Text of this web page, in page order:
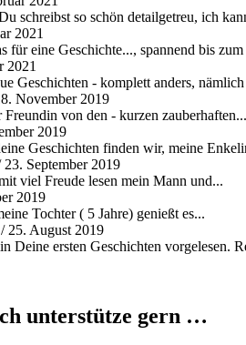
schreibst so schön detailgetreu, ich
2021
für eine Geschichte..., spannend bis zum
2021
Geschichten - komplett anders,
November 2019
Freundin von den - kurzen zauberhaften...
2019
Geschichten finden wir, meine
23. September 2019
viel Freude lesen mein Mann und...
2019
Tochter ( 5 Jahre) genießt es...
/ 25. August 2019
Deine ersten Geschichten vorgelesen.
unterstütze gern …